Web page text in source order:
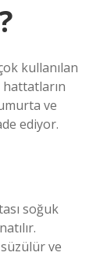
kullanılan
ve
ediyor.
soğuk
ve